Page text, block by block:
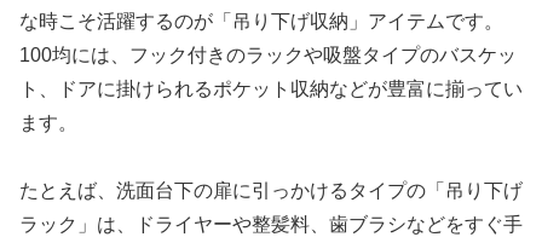
な時こそ活躍するのが「吊り下げ収納」アイテムです。
100均には、フック付きのラックや吸盤タイプのバスケッ
ト、ドアに掛けられるポケット収納などが豊富に揃ってい
ます。
たとえば、洗面台下の扉に引っかけるタイプの「吊り下げ
ラック」は、ドライヤーや整髪料、歯ブラシなどをすぐ手